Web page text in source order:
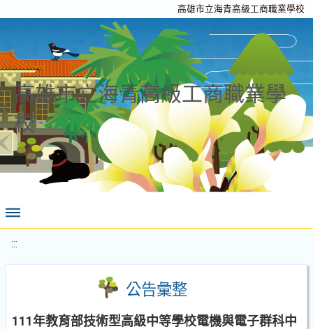
高雄市立海青高級工商職業學校
高雄市立海青高級工商職業學
校
:::
公告彙整
111年教育部技術型高級中等學校電機與電子群科中